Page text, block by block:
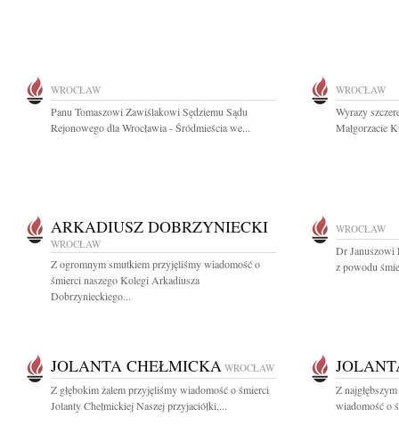
WROCŁAW
Panu Tomaszowi Zawiślakowi Sędziemu Sądu
Rejonowego dla Wrocławia - Śródmieścia we...
WROCŁAW
Wyrazy
Małgorzacie
ARKADIUSZ DOBRZYNIECKI
WROCŁAW
Z ogromnym smutkiem przyjęliśmy wiadomość o
śmierci naszego Kolegi Arkadiusza
Dobrzynieckiego...
WROCŁAW
Dr Januszowi
z powodu
JOLANTA CHEŁMICKA WROCŁAW
Z głębokim żalem przyjęliśmy wiadomość o śmierci
Jolanty Chełmickiej Naszej przyjaciółki,...
Z
wiadomość o